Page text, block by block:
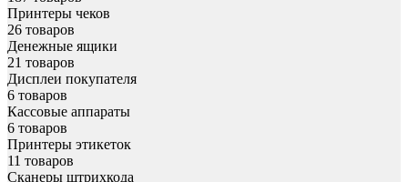
Принтеры чеков
26 товаров
Денежные ящики
21 товаров
Дисплеи покупателя
6 товаров
Кассовые аппараты
6 товаров
Принтеры этикеток
11 товаров
Сканеры штрихкода